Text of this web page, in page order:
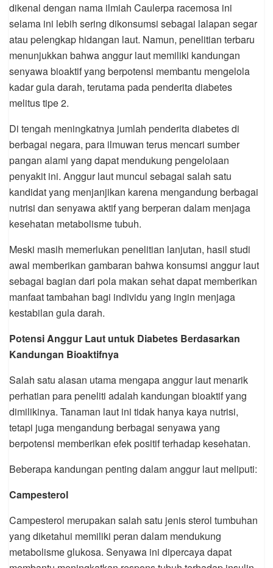
dikenal dengan nama ilmiah Caulerpa racemosa ini
selama ini lebih sering dikonsumsi sebagai lalapan segar
atau pelengkap hidangan laut. Namun, penelitian terbaru
menunjukkan bahwa anggur laut memiliki kandungan
senyawa bioaktif yang berpotensi membantu mengelola
kadar gula darah, terutama pada penderita diabetes
melitus tipe 2.
Di tengah meningkatnya jumlah penderita diabetes di
berbagai negara, para ilmuwan terus mencari sumber
pangan alami yang dapat mendukung pengelolaan
penyakit ini. Anggur laut muncul sebagai salah satu
kandidat yang menjanjikan karena mengandung berbagai
nutrisi dan senyawa aktif yang berperan dalam menjaga
kesehatan metabolisme tubuh.
Meski masih memerlukan penelitian lanjutan, hasil studi
awal memberikan gambaran bahwa konsumsi anggur laut
sebagai bagian dari pola makan sehat dapat memberikan
manfaat tambahan bagi individu yang ingin menjaga
kestabilan gula darah.
Potensi Anggur Laut untuk Diabetes Berdasarkan
Kandungan Bioaktifnya
Salah satu alasan utama mengapa anggur laut menarik
perhatian para peneliti adalah kandungan bioaktif yang
dimilikinya. Tanaman laut ini tidak hanya kaya nutrisi,
tetapi juga mengandung berbagai senyawa yang
berpotensi memberikan efek positif terhadap kesehatan.
Beberapa kandungan penting dalam anggur laut meliputi:
Campesterol
Campesterol merupakan salah satu jenis sterol tumbuhan
yang diketahui memiliki peran dalam mendukung
metabolisme glukosa. Senyawa ini dipercaya dapat